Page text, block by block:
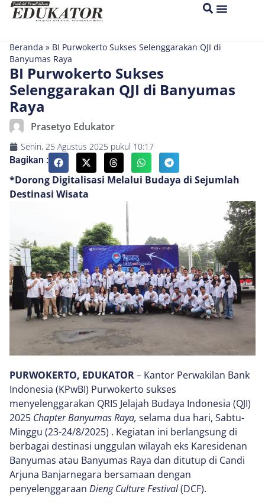
Beranda » BI Purwokerto Sukses Selenggarakan QJI di
Banyumas Raya
BI Purwokerto Sukses
Selenggarakan QJI di Banyumas
Raya
Prasetyo Edukator
Senin, 25 Agustus 2025 pukul 10:17
Bagikan :
*Dorong Digitalisasi Melalui Budaya di Sejumlah
Destinasi Wisata
PURWOKERTO, EDUKATOR– Kantor Perwakilan Bank
Indonesia (KPwBI) Purwokerto sukses
menyelenggarakan QRIS Jelajah Budaya Indonesia (QJI)
2025 Chapter Banyumas Raya, selama dua hari, Sabtu-
Minggu (23-24/8/2025) . Kegiatan ini berlangsung di
berbagai destinasi unggulan wilayah eks Karesidenan
Banyumas atau Banyumas Raya dan ditutup di Candi
Arjuna Banjarnegara bersamaan dengan
penyelenggaraan Dieng Culture Festival(DCF).